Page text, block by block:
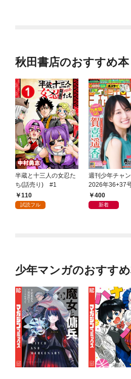
秋田書店のおすすめ本
半蔵と十三人の女忍た
ち(話売り) #1
110
試読フル
週刊少年チャ
2026年36+37
400
新着
少年マンガのおすす